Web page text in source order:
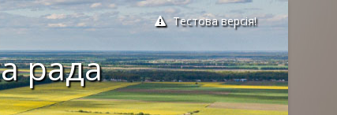
Тестова версія!
рада